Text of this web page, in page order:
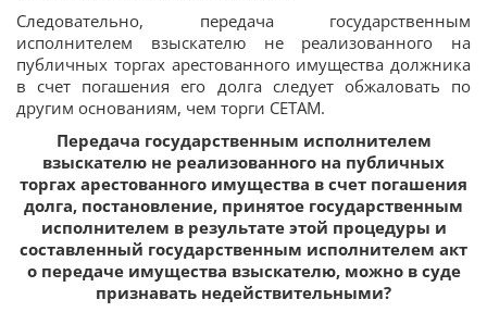
Следовательно, передача государственным
исполнителем взыскателю не реализованного на
публичных торгах арестованного имущества должника
в счет погашения его долга следует обжаловать по
другим основаниям, чем торги СЕТАМ.
Передача государственным исполнителем
взыскателю не реализованного на публичных
торгах арестованного имущества в счет погашения
долга, постановление, принятое государственным
исполнителем в результате этой процедуры и
составленный государственным исполнителем акт
о передаче имущества взыскателю, можно в суде
признавать недействительными?